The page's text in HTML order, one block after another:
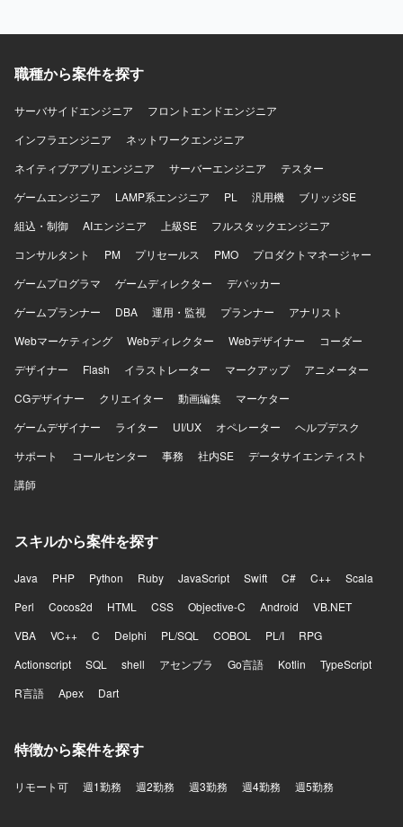
職種から案件を探す
サーバサイドエンジニア
フロントエンドエンジニア
インフラエンジニア
ネットワークエンジニア
ネイティブアプリエンジニア
サーバーエンジニア
テスター
ゲームエンジニア
LAMP系エンジニア PL 汎用機
ブリッジSE
組込・制御
AIエンジニア 上級SE
フルスタックエンジニア
コンサルタント
PM プリセールス PMO
プロダクトマネージャー
ゲームプログラマ
ゲームディレクター
デバッカー
ゲームプランナー
DBA 運用・監視 プランナー
アナリスト
Webマーケティング
Webディレクター Webデザイナー
コーダー
デザイナー
Flash イラストレーター マークアップ
アニメーター
CGデザイナー
クリエイター 動画編集
マーケター
ゲームデザイナー
ライター UI/UX オペレーター
ヘルプデスク
サポート
コールセンター 事務 社内SE
データサイエンティスト
講師
スキルから案件を探す
Java PHP Python Ruby JavaScript Swift C# C++
Scala
Perl
Cocos2d HTML CSS Objective-C Android
VB.NET
VBA
VC++ C Delphi PL/SQL COBOL PL/I
RPG
Actionscript
SQL shell アセンブラ Go言語 Kotlin
TypeScript
R言語
Apex Dart
特徴から案件を探す
リモート可 週1勤務 週2勤務 週3勤務 週4勤務 週5勤務